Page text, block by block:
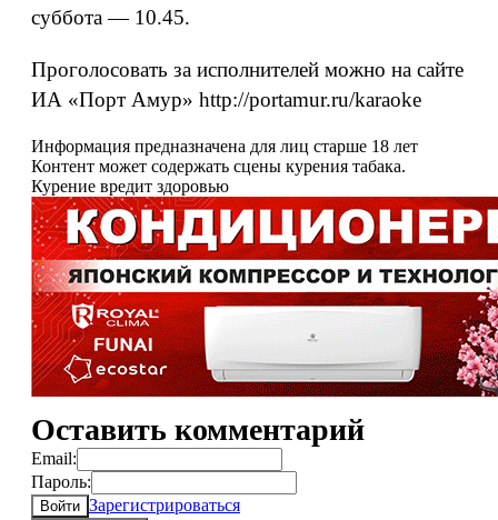
суббота — 10.45.
Проголосовать за исполнителей можно на сайте
ИА «Порт Амур» http://portamur.ru/karaoke
Информация предназначена для лиц старше 18 лет
Контент может содержать сцены курения табака.
Курение вредит здоровью
Оставить комментарий
Email:
Пароль:
Войти Зарегистрироваться